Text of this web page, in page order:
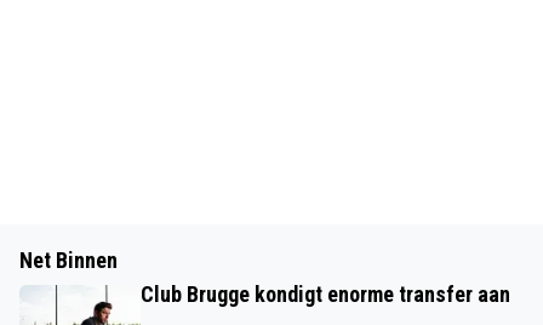
Net Binnen
Club Brugge kondigt enorme transfer aan